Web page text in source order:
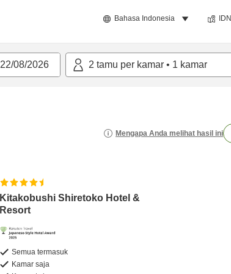
Bahasa Indonesia IDN
22/08/2026 2 tamu per kamar • 1 kamar
Mengapa Anda melihat hasil ini
Kitakobushi Shiretoko Hotel &
Resort
Semua termasuk
Kamar saja